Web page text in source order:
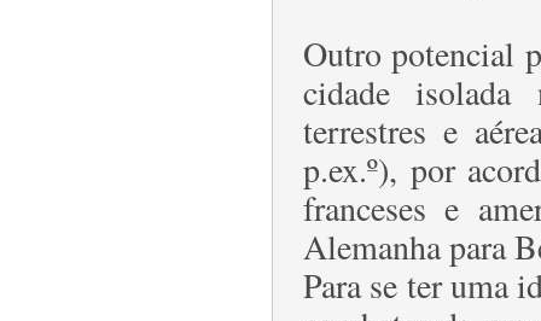
Outro potencial
cidade
terrestres e
p.ex.º), por
franceses e
Alemanha para
Para se ter uma